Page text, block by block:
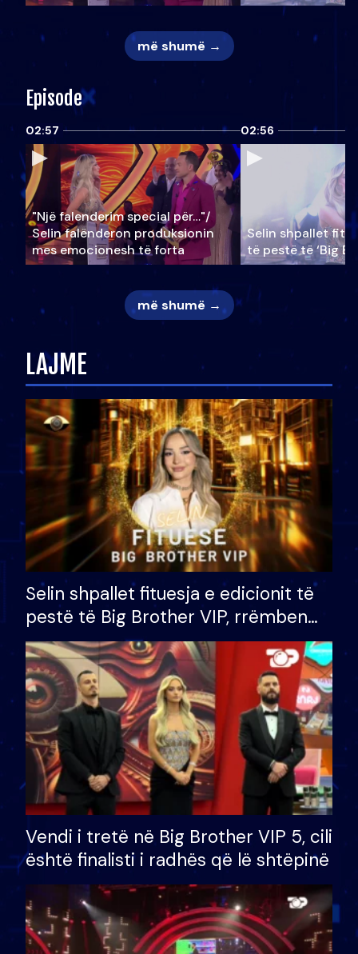
më shumë →
Episode
02:57
"Një falenderim special për…"/
Selin falënderon produksionin
mes emocionesh të forta
02:56
Selin shpallet
të pestë të ‘Big
më shumë →
LAJME
Selin shpallet fituesja e edicionit të
pestë të Big Brother VIP, rrëmben
çmimin e madh prej 100 mijë eurosh
Vendi i tretë në Big Brother VIP 5, cili
është finalisti i radhës që lë shtëpinë